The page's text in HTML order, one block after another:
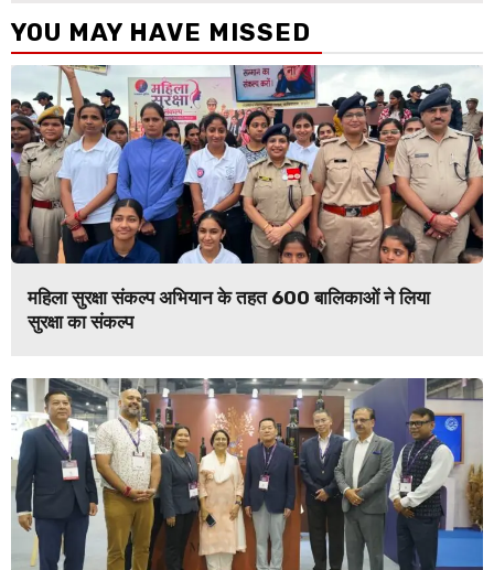
YOU MAY HAVE MISSED
महिला सुरक्षा संकल्प अभियान के तहत 600 बालिकाओं ने लिया
सुरक्षा का संकल्प